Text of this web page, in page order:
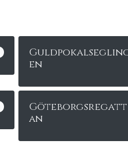
en
Göteborgsregatt
an